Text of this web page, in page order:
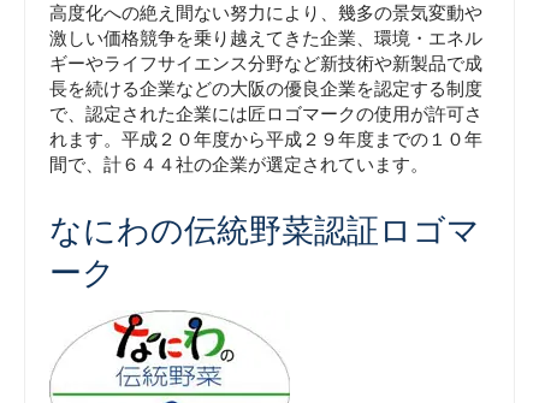
高度化への絶え間ない努力により、幾多の景気変動や
激しい価格競争を乗り越えてきた企業、環境・エネル
ギーやライフサイエンス分野など新技術や新製品で成
長を続ける企業などの大阪の優良企業を認定する制度
で、認定された企業には匠ロゴマークの使用が許可さ
れます。平成２０年度から平成２９年度までの１０年
間で、計６４４社の企業が選定されています。
なにわの伝統野菜認証ロゴマ
ーク